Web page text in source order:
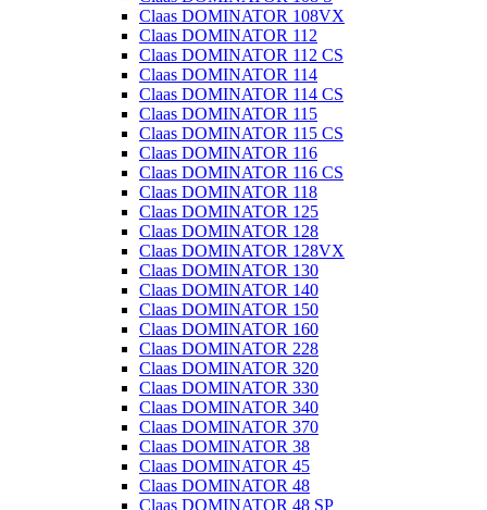
Claas DOMINATOR 108VX
Claas DOMINATOR 112
Claas DOMINATOR 112 CS
Claas DOMINATOR 114
Claas DOMINATOR 114 CS
Claas DOMINATOR 115
Claas DOMINATOR 115 CS
Claas DOMINATOR 116
Claas DOMINATOR 116 CS
Claas DOMINATOR 118
Claas DOMINATOR 125
Claas DOMINATOR 128
Claas DOMINATOR 128VX
Claas DOMINATOR 130
Claas DOMINATOR 140
Claas DOMINATOR 150
Claas DOMINATOR 160
Claas DOMINATOR 228
Claas DOMINATOR 320
Claas DOMINATOR 330
Claas DOMINATOR 340
Claas DOMINATOR 370
Claas DOMINATOR 38
Claas DOMINATOR 45
Claas DOMINATOR 48
Claas DOMINATOR 48 SP